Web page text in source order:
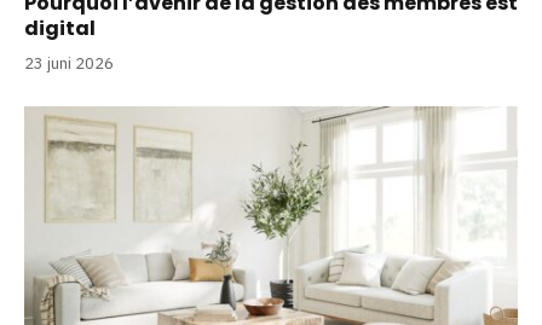
digital
23 juni 2026